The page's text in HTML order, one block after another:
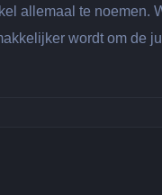
allemaal te noemen.
wordt om de